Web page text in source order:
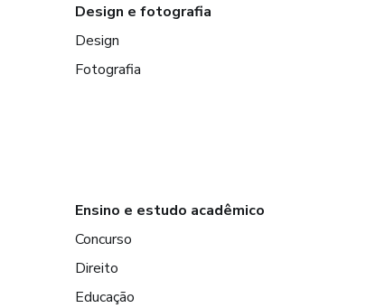
Design e fotografia
Design
Fotografia
Ensino e estudo acadêmico
Concurso
Direito
Educação